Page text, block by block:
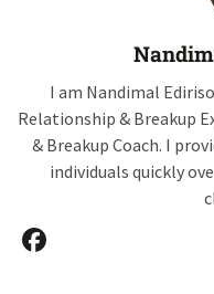
I am Nandimal
Relationship & Breakup
& Breakup Coach. I
individuals quickly